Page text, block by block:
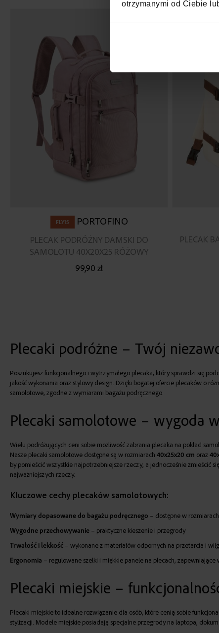
otrzymanymi od Ciebie
FLY15 PORTOFINO
PLECAK PODRÓŻNY DAMSKI DO
SAMOLOTU 40X20X25 RÓŻOWY
99,90 zł
PLECAK
Plecaki podróżne – Twój
Poszukujesz funkcjonalnego i wytrzymałego plecaka, który sprawdzi się
jakość wykonania oraz stylowy design. Dzięki bogatej ofercie plecaków o
samolotowe, zgodne z wymiarami bagażu podręcznego.
Plecaki samolotowe – wygoda
Wielu podróżujących ceni sobie możliwość zabrania plecaka na pokład
Nasze plecaki samolotowe dostępne są w rozmiarach 40x25x20 cm oraz
by pomieścić wszystkie najpotrzebniejsze rzeczy, a jednocześnie zmieścić
najważniejszych rzeczy.
Kluczowe cechy plecaków samolotowych:
Wymiary dopasowane do bagażu podręcznego – dostępne w
Wygodne przechowywanie – praktyczne kieszenie i przegrody
Trwałość i lekkość – wykonane z materiałów odpornych na przetarcia i
Ergonomia – regulowane szelki i miękkie panele na plecach, zapewniające
Plecaki miejskie –
Plecaki miejskie to idealne rozwiązanie dla osób, które cenią sobie
stylizacji. Modele miejskie posiadają specjalne przegrody na laptopa,